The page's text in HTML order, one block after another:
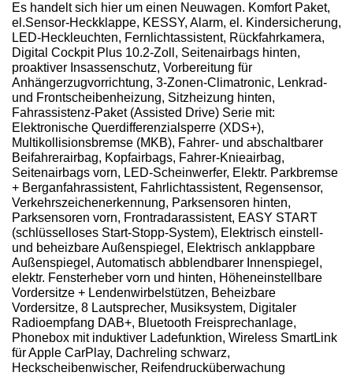
Es handelt sich hier um einen Neuwagen. Komfort Paket,
el.Sensor-Heckklappe, KESSY, Alarm, el. Kindersicherung,
LED-Heckleuchten, Fernlichtassistent, Rückfahrkamera,
Digital Cockpit Plus 10.2-Zoll, Seitenairbags hinten,
proaktiver Insassenschutz, Vorbereitung für
Anhängerzugvorrichtung, 3-Zonen-Climatronic, Lenkrad-
und Frontscheibenheizung, Sitzheizung hinten,
Fahrassistenz-Paket (Assisted Drive) Serie mit:
Elektronische Querdifferenzialsperre (XDS+),
Multikollisionsbremse (MKB), Fahrer- und abschaltbarer
Beifahrerairbag, Kopfairbags, Fahrer-Knieairbag,
Seitenairbags vorn, LED-Scheinwerfer, Elektr. Parkbremse
+ Berganfahrassistent, Fahrlichtassistent, Regensensor,
Verkehrszeichenerkennung, Parksensoren hinten,
Parksensoren vorn, Frontradarassistent, EASY START
(schlüsselloses Start-Stopp-System), Elektrisch einstell-
und beheizbare Außenspiegel, Elektrisch anklappbare
Außenspiegel, Automatisch abblendbarer Innenspiegel,
elektr. Fensterheber vorn und hinten, Höheneinstellbare
Vordersitze + Lendenwirbelstützen, Beheizbare
Vordersitze, 8 Lautsprecher, Musiksystem, Digitaler
Radioempfang DAB+, Bluetooth Freisprechanlage,
Phonebox mit induktiver Ladefunktion, Wireless SmartLink
für Apple CarPlay, Dachreling schwarz,
Heckscheibenwischer, Reifendrucküberwachung